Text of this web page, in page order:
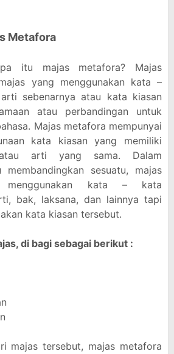
Metafora
itu majas metafora? Majas
yang menggunakan kata –
sebenarnya atau kata kiasan
atau perbandingan untuk
Majas metafora mempunyai
kata kiasan yang memiliki
arti yang sama. Dalam
membandingkan sesuatu, majas
menggunakan kata – kata
bak, laksana, dan lainnya tapi
kata kiasan tersebut.
di bagi sebagai berikut :
majas tersebut, majas metafora